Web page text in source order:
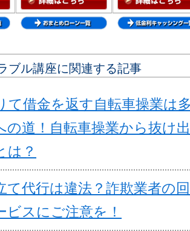
ブル講座に関連する記事
て借金を返す自転車操業は
の道！自転車操業から抜け出
は？
て代行は違法？詐欺業者の回
ビスにご注意を！